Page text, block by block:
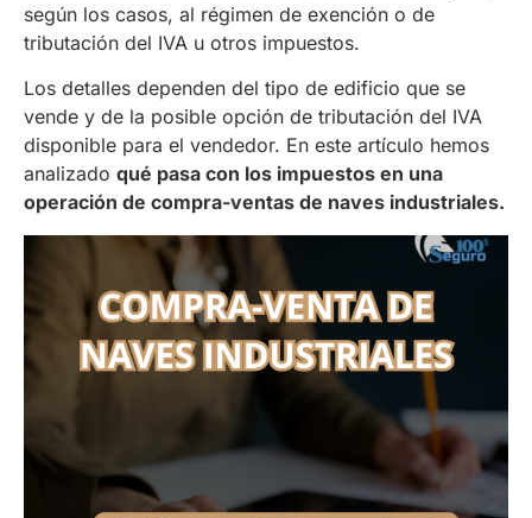
según los casos, al régimen de exención o de
tributación del IVA u otros impuestos.
Los detalles dependen del tipo de edificio que se
vende y de la posible opción de tributación del IVA
disponible para el vendedor. En este artículo hemos
analizado qué pasa con los impuestos en una
operación de compra-ventas de naves industriales.